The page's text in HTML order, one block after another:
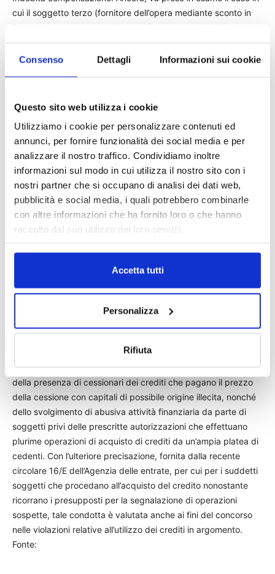
Consenso Dettagli Informazioni sui cookie
Questo sito web utilizza i cookie
Utilizziamo i cookie per personalizzare contenuti ed
annunci, per fornire funzionalità dei social media e per
analizzare il nostro traffico. Condividiamo inoltre
informazioni sul modo in cui utilizza il nostro sito con i
nostri partner che si occupano di analisi dei dati web,
pubblicità e social media, i quali potrebbero combinarle
con altre informazioni che ha fornito loro o che hanno
raccolto dal suo utilizzo dei loro servizi.
Accetta tutti
Personalizza
Rifiuta
cui il soggetto terzo (fornitore dell’opera mediante sconto in
fattura o terzo estraneo alle opere), consapevole della
fraudolente sopra descritte. sia divenuto titolare del credito di
modello F24, nella frazione spettante per ciascuna annualità
di imposta, l’imputabilità del credito in compensazione
dell’imposta lorda rende applicabile l’art. 10-quater dlgs
74/2000, che al comma 2 punisce con la reclusione da un
anno e sei mesi a sei anni proprio chi non versa le somme
dovute, utilizzando in compensazione, crediti inesistenti.
Quale soglia di punibilità, l’importo annuo dei suddetti crediti
deve essere superiore ai cinquantamila euro.
dunque per i soggetti intermediari (banche, poste, altri
espressamente vietato di procedere all’acquisizione del
credito ogniqualvolta, secondo la normativa antiriciclaggio,
dei casi di operazioni sospette, per la cui individuazione la
relazione illustrativa del dl antifrodi ha esplicitato la necessità
di tener conto dell’eventuale natura fittizia dei crediti stessi,
della presenza di cessionari dei crediti che pagano il prezzo
della cessione con capitali di possibile origine illecita, nonché
dello svolgimento di abusiva attività finanziaria da parte di
soggetti privi delle prescritte autorizzazioni che effettuano
plurime operazioni di acquisto di crediti da un’ampia platea di
cedenti. Con l’ulteriore precisazione, fornita dalla recente
circolare 16/E dell’Agenzia delle entrate, per cui per i suddetti
soggetti che procedano all’acquisto del credito nonostante
ricorrano i presupposti per la segnalazione di operazioni
sospette, tale condotta è valutata anche ai fini del concorso
nelle violazioni relative all’utilizzo dei crediti in argomento.
Fonte: